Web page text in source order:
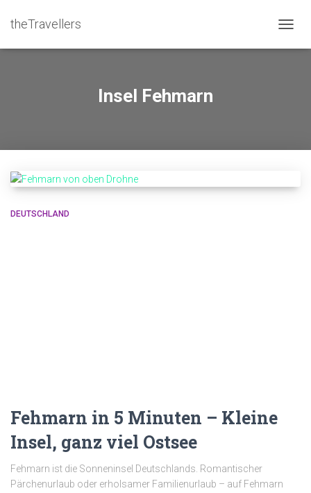
theTravellers
Insel Fehmarn
DEUTSCHLAND
Fehmarn in 5 Minuten – Kleine
Insel, ganz viel Ostsee
Fehmarn ist die Sonneninsel Deutschlands. Romantischer
Pärchenurlaub oder erholsamer Familienurlaub – auf Fehmarn